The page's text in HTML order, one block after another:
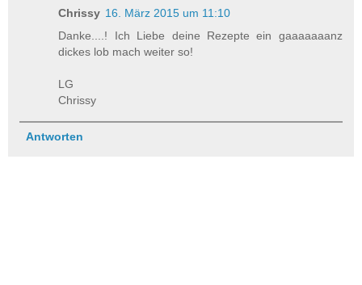
Chrissy 16. März 2015 um 11:10
Danke....! Ich Liebe deine Rezepte ein gaaaaaaanz
dickes lob mach weiter so!
LG
Chrissy
Antworten